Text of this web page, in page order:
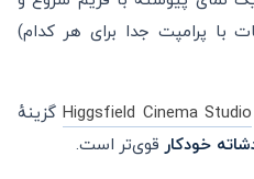
با پرامپت جدا برای هر کدام)
Higgsfield Cinema Studioگزینهٔ
خودکار قوی‌تر است.